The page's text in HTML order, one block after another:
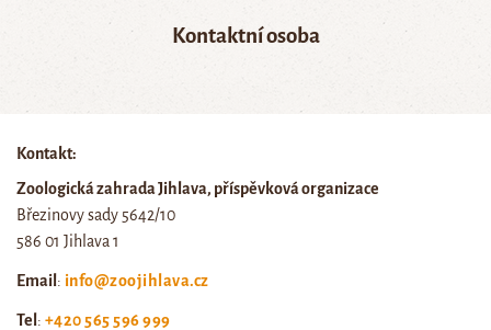
Kontaktní osoba
Kontakt:
Zoologická zahrada Jihlava, příspěvková organizace
Březinovy sady 5642/10
586 01 Jihlava 1
Email : info@zoojihlava.cz
Tel : +420 565 596 999